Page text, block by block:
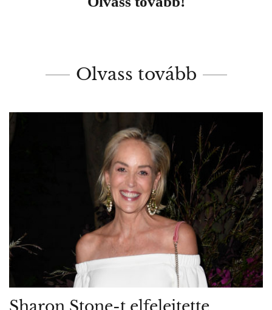
Olvass tovább